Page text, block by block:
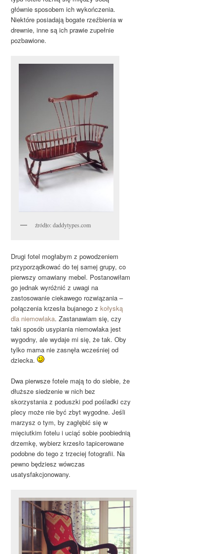
głównie sposobem ich wykończenia.
Niektóre posiadają bogate rzeźbienia w
drewnie, inne są ich prawie zupełnie
pozbawione.
źródło: daddytypes.com
Drugi fotel mogłabym z powodzeniem
przyporządkować do tej samej grupy, co
pierwszy omawiany mebel. Postanowiłam
go jednak wyróżnić z uwagi na
zastosowanie ciekawego rozwiązania –
połączenia krzesła bujanego zkołyską
dla niemowlaka. Zastanawiam się, czy
taki sposób usypiania niemowlaka jest
wygodny, ale wydaje mi się, że tak. Oby
tylko mama nie zasnęła wcześniej od
dziecka.
Dwa pierwsze fotele mają to do siebie, że
dłuższe siedzenie w nich bez
skorzystania z poduszki pod pośladki czy
plecy może nie być zbyt wygodne. Jeśli
marzysz o tym, by zagłębić się w
mięciutkim fotelu i uciąć sobie poobiednią
drzemkę, wybierz krzesło tapicerowane
podobne do tego z trzeciej fotografii. Na
pewno będziesz wówczas
usatysfakcjonowany.